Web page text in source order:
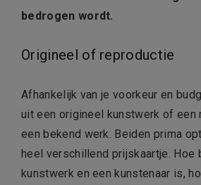
bedrogen wordt.
Origineel of reproductie
Afhankelijk van je voorkeur en
uit een origineel kunstwerk of een
een bekend werk. Beiden prima
heel verschillend prijskaartje. Hoe
kunstwerk en een kunstenaar is,